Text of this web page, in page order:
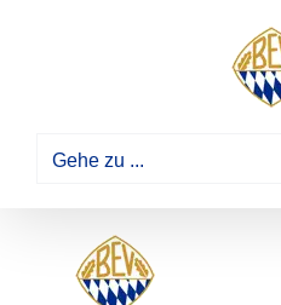
Gehe zu ...